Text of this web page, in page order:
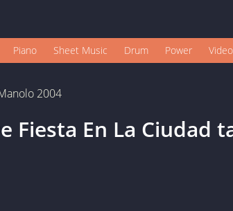
Piano Sheet Music Drum Power Video
2004
Fiesta En La Ciudad